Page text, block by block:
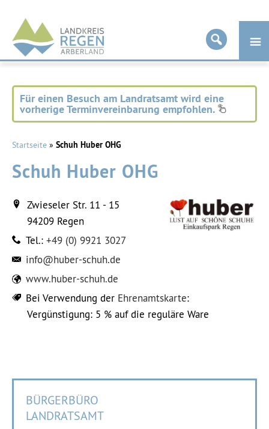
Landkreis
Regen
Für einen Besuch am Landratsamt wird eine
vorherige Terminvereinbarung empfohlen.
Startseite » Schuh Huber OHG
Schuh Huber OHG
Zwieseler Str. 11 - 15
94209 Regen
Tel.: +49 (0) 9921 3027
info@huber-schuh.de
www.huber-schuh.de
Bei Verwendung der Ehrenamtskarte:
Vergünstigung: 5 % auf die reguläre Ware
BÜRGERBÜRO
LANDRATSAMT